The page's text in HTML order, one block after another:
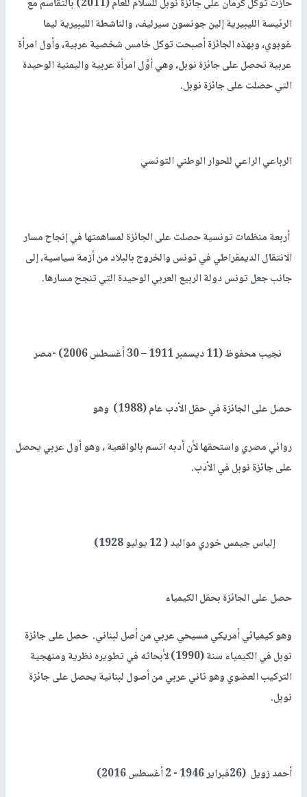
حازت توكل كرمان على جائزة نوبل للسلام للعام (2011) بالتقاسم مع
الرئيسة الليبيرية إلين جونسون سيرليف، والناشطة الليبيرية ليما
غوبوي، وبهذه الجائزة أصبحت توكل خامس شخصية عربية، وأول امرأة
عربية تحصل على جائزة نوبل، وهي أوَّل امرأة عربية واليمنية الوحيدة
التي حصلت على جائزة نوبل.
الرباعي الراعي للحوار الوطني التونسي
أربعة منظمات تونسية حصلت على الجائزة لمساهمتها في إنجاح مسار
الانتقال الديمقراطي في تونس والخروج بالبلاد من أزمة سياسية، إلى
جانب جعل تونس دولة الربيع العربي الوحيدة التي تنجح مسارها.
نجيب محفوظ (11 ديسمبر 1911 – 30 أغسطس 2006) -مصر
حصل على الجائزة في حقل الأدب عام (1988) وهو
روائي مصري واستحقها لأن أدبه اتسم بالواقعية ، وهو أول عربي يحصل
على جائزة نوبل في الأدب.
إلياس جيمس خوريمواليد ( 12 يوليو 1928 )
حصل على الجائزة بحقل الكيمياء
وهو كيميائي أمريكي مسيحي عربي من أصل لبناني. حصل على جائزة
نوبل في الكيمياء سنة (1990) لأبحاثه في تطويره نظرية ومنهجية
التركيب العضوي وهو ثاني عربي من أصول لبنانية يحصل على جائزة
نوبل.
أحمد زويل (26فبراير 1946 - 2 أغسطس 2016)